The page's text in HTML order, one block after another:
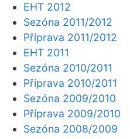
EHT 2012
Sezóna 2011/2012
Příprava 2011/2012
EHT 2011
Sezóna 2010/2011
Příprava 2010/2011
Sezóna 2009/2010
Příprava 2009/2010
Sezóna 2008/2009